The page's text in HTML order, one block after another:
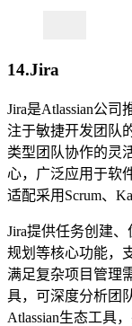
14.Jira
Jira是Atlassian公
注于敏捷开发团队
类型团队协作的灵
心，广泛应用于软
适配采用Scrum、
Jira提供任务创建
规划等核心功能，
满足复杂项目管理
具，可深度分析团
Atlassian生态工具